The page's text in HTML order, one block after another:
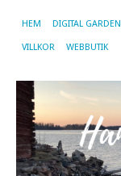
HEM DIGITAL GARDEN
VILLKOR WEBBUTIK